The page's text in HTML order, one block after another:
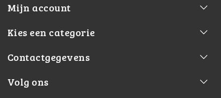
Mijn account
Kies een categorie
Contactgegevens
Volg ons